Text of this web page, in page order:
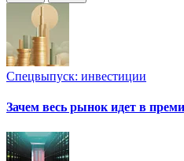
Спецвыпуск: инвестиции
Зачем весь рынок идет в